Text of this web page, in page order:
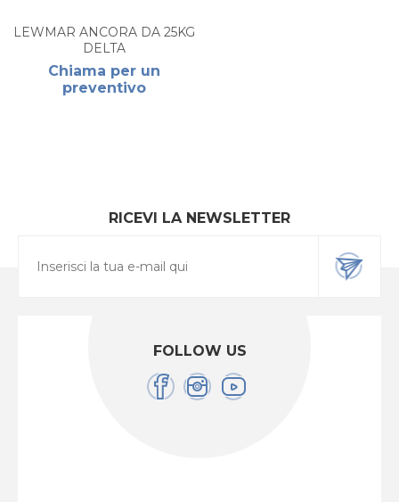
LEWMAR ANCORA DA 25KG
DELTA
Chiama per un
preventivo
RICEVI LA NEWSLETTER
FOLLOW US